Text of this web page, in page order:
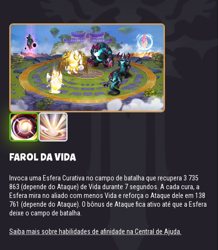
FAROL DA VIDA
Invoca uma Esfera Curativa no campo de batalha que recupera 3 735
863 (depende do Ataque) de Vida durante 7 segundos. A cada cura, a
Esfera mira no aliado com menos Vida e reforça o Ataque dele em 138
761 (depende do Ataque). O bônus de Ataque fica ativo até que a Esfera
deixe o campo de batalha.
Saiba mais sobre habilidades de afinidade na Central de Ajuda.
SUPERNOVA (TOTEM DO ESPÍRITO DE LUZ)
Disponível se a sua equipe tiver pelo menos 2 Titãs de Luz no campo de
batalha.
Conjura uma Supernova no campo de batalha que se comprime ao
longo de 5 segundos. Durante esse período, a Vida dos Titãs aliados
não pode ser reduzida abaixo de 1. Depois disso, a Supernova explode,
Dano da explosão: 6 127 211.3.